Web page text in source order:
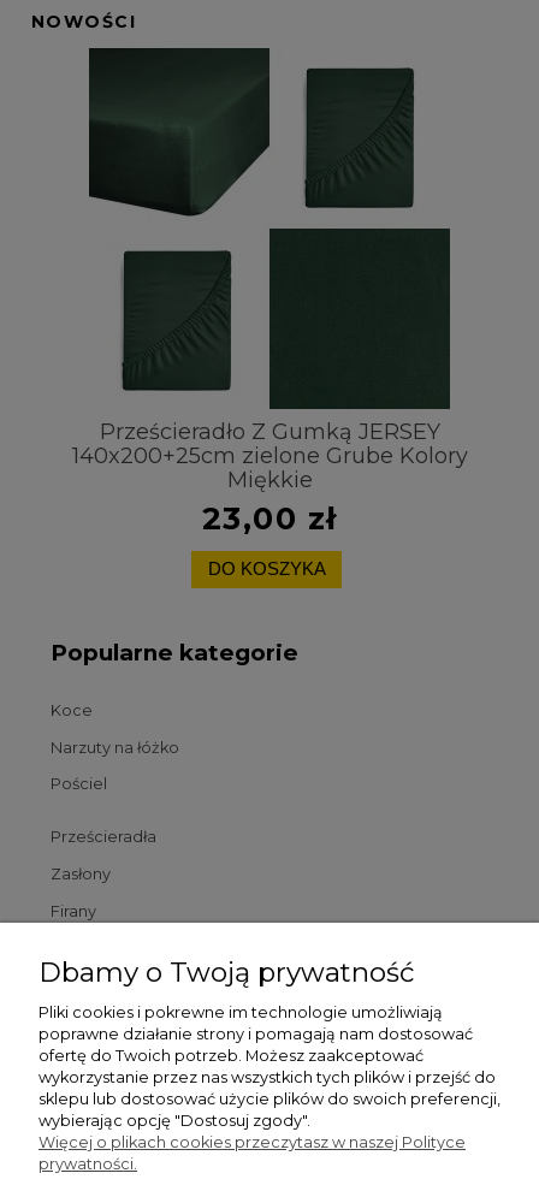
NOWOŚCI
Prześcieradło Z Gumką JERSEY
140x200+25cm zielone Grube Kolory
Miękkie
23,00 zł
DO KOSZYKA
Popularne kategorie
Koce
Narzuty na łóżko
Pościel
Prześcieradła
Zasłony
Firany
Poszewki
Dywaniki łazienkowe
Pomoc
Dbamy o Twoją prywatność
Pliki cookies i pokrewne im technologie umożliwiają
poprawne działanie strony i pomagają nam dostosować
ofertę do Twoich potrzeb. Możesz zaakceptować
wykorzystanie przez nas wszystkich tych plików i przejść do
sklepu lub dostosować użycie plików do swoich preferencji,
wybierając opcję "Dostosuj zgody".
Więcej o plikach cookies przeczytasz w naszej Polityce
prywatności.